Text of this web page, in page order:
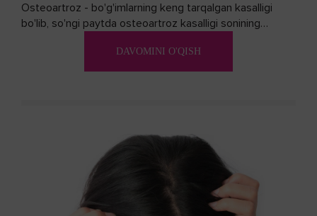
Osteoartroz - bo'g'imlarning keng tarqalgan kasalligi
bo'lib, so'ngi paytda osteoartroz kasalligi sonining
DAVOMINI O'QISH